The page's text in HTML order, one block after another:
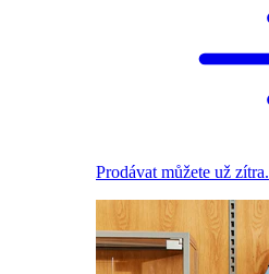
Prodávat můžete už zítra.